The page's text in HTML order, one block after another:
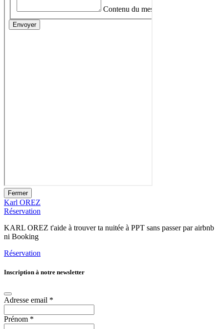
Fermer
Karl OREZ
Réservation
KARL OREZ t'aide à trouver ta nuitée à PPT sans passer par airbnb
ni Booking
Réservation
Inscription à notre newsletter
Adresse email *
Prénom *